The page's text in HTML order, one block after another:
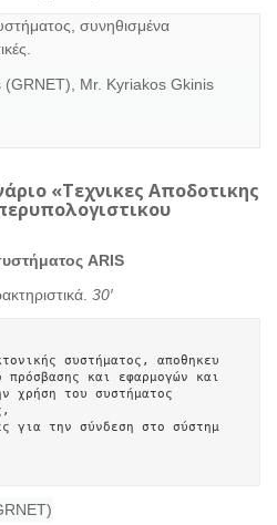
συνηθισμένα
(GRNET)
Mr. Kyriakos Gkinis
«Τεχνικες Αποδοτικης
ARIS
30′
συστήματος, αποθηκευ
πρόσβασης και εφαρμογών και
χρήση του συστήματος
για την σύνδεση στο σύστημ